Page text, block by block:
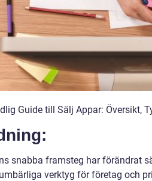
Guide till Sälj Appar: Översikt,
snabba framsteg har förändrat
verktyg för företag och